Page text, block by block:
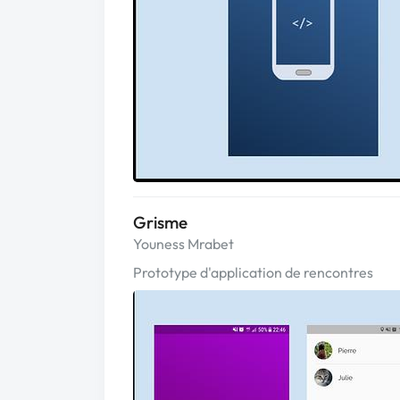
Grisme
Youness Mrabet
Prototype d'application de rencontres